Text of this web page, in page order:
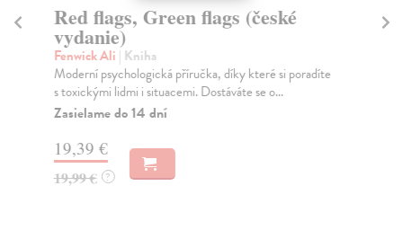
Red flags, Green flags (české
vydanie)
Fenwick Ali | Kniha
Moderní psychologická příručka, díky které si poradíte
s toxickými lidmi i situacemi. Dostáváte se o...
Zasielame do 14 dní
19,39 €
19,99 € ?